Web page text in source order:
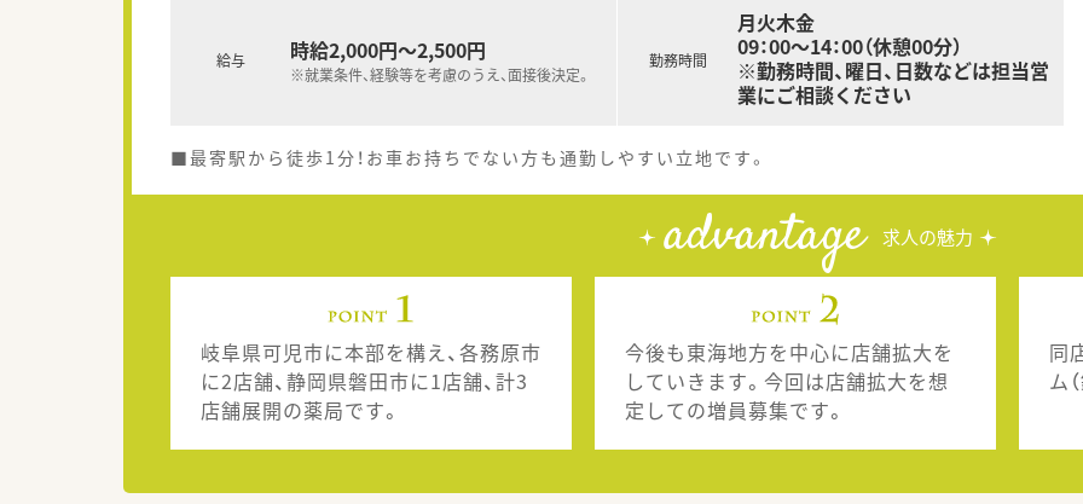
給与 時給2,000円～2,500円
※就業条件、経験等を考慮のうえ、面接後決定。
勤務時間
月火木金
09：00～14：00（休憩00分）
※勤務時間、曜日、日数などは担当営
業にご相談ください
■最寄駅から徒歩1分！お車お持ちでない方も通勤しやすい立地です。
advantage 求人の魅力
岐阜県可児市に本部を構え、各務原市
に2店舗、静岡県磐田市に1店舗、計3
店舗展開の薬局です。
今後も東海地方を中心に店舗拡大を
していきます。今回は店舗拡大を想
定しての増員募集です。
同
ム